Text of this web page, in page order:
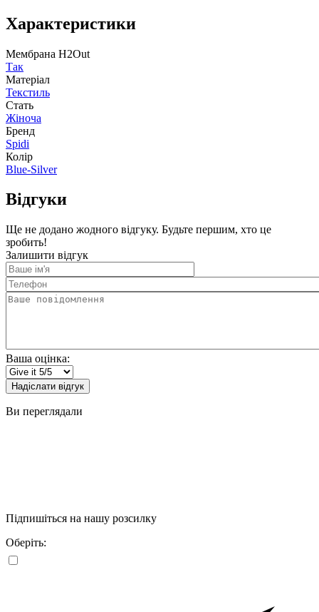
Характеристики
Мембрана H2Out
Так
Матеріал
Текстиль
Стать
Жіноча
Бренд
Spidi
Колір
Blue-Silver
Відгуки
Ще не додано жодного відгуку. Будьте першим, хто це
зробить!
Залишити відгук
Ваше
ім'я
Телефон
Ваше
Ваша оцінка:
Надіслати відгук
Ви переглядали
Підпишіться на нашу розсилку
Оберіть: